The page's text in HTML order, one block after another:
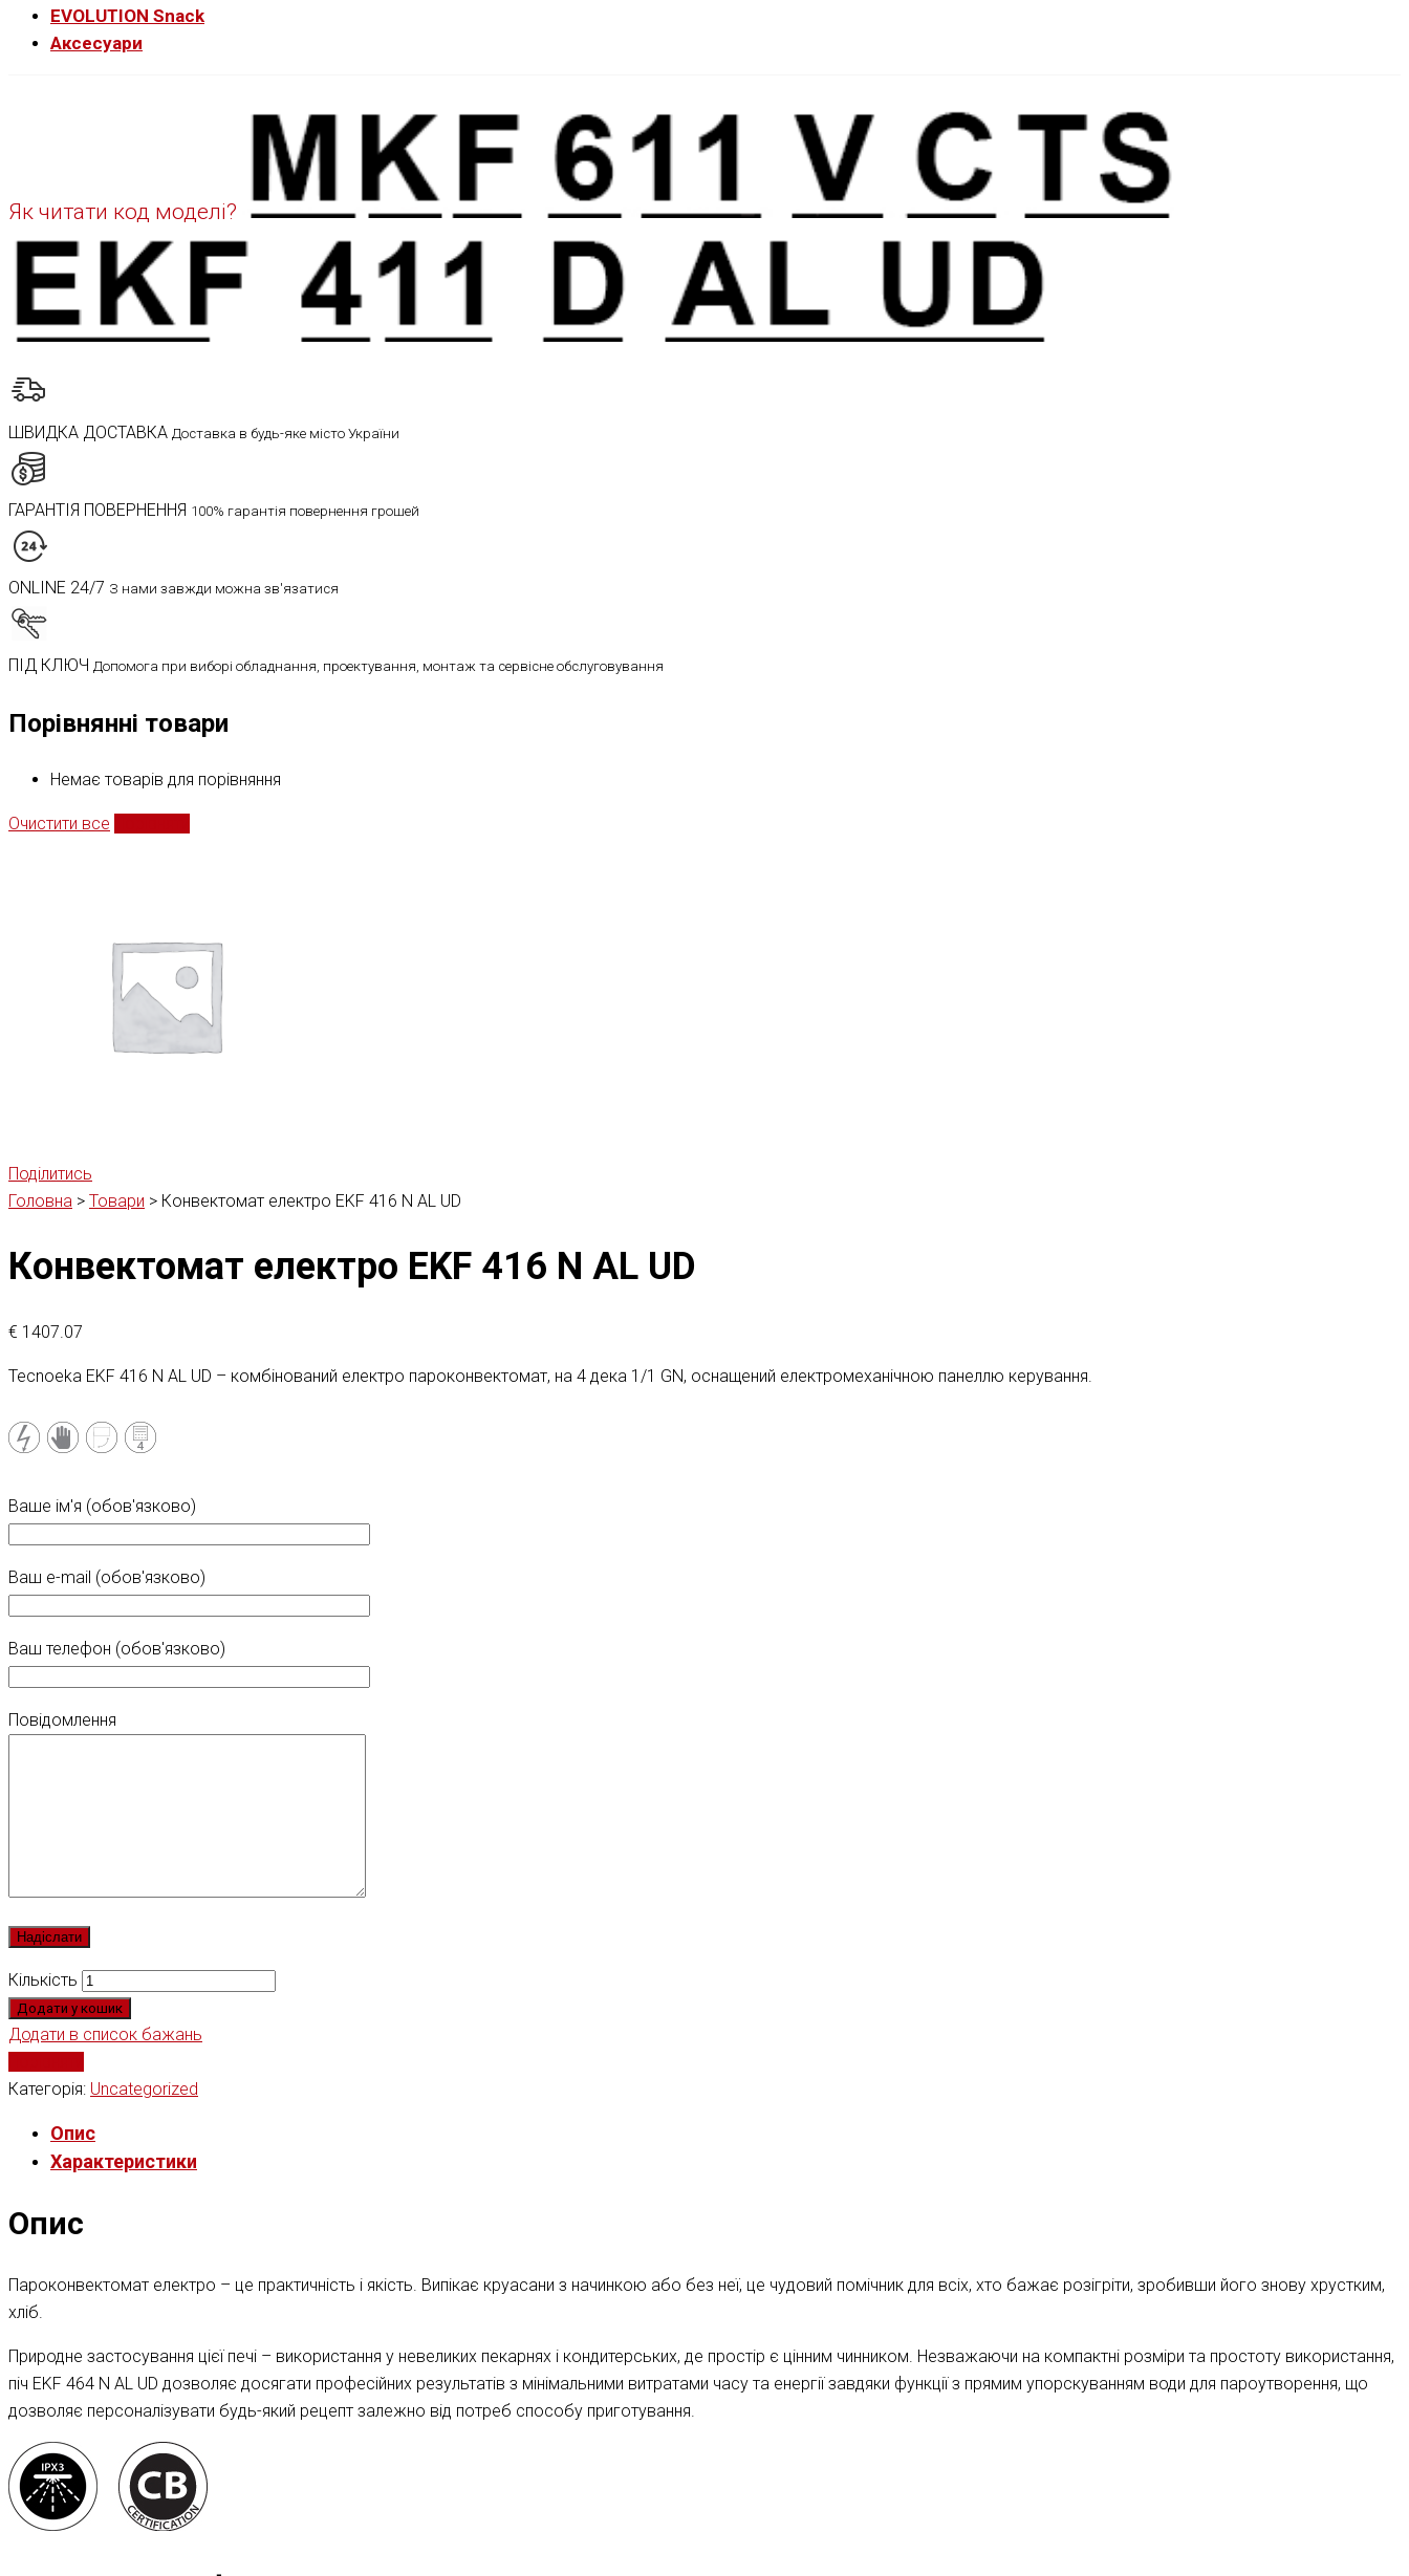
EVOLUTION Snack
Аксесуари
Як читати код моделі?
ШВИДКА ДОСТАВКА Доставка в будь-яке місто України
ГАРАНТІЯ ПОВЕРНЕННЯ 100% гарантія повернення грошей
ONLINE 24/7 З нами завжди можна зв'язатися
ПІД КЛЮЧ Допомога при виборі обладнання, проектування, монтаж та сервісне обслуговування
Порівнянні товари
Немає товарів для порівняння
Очистити все
Поділитись
Головна > Товари > Конвектомат електро EKF 416 N AL UD
Конвектомат електро EKF 416 N AL UD
€ 1407.07
Tecnoeka EKF 416 N AL UD – комбінований електро пароконвектомат, на 4 дека 1/1 GN, оснащений електромеханічною панеллю керування.
Ваше ім'я (обов'язково)
Ваш e-mail (обов'язково)
Ваш телефон (обов'язково)
Повідомлення
Кількість
Додати у кошик
Додати в список бажань
Категорія: Uncategorized
Опис
Характеристики
Опис
Пароконвектомат електро – це практичність і якість. Випікає круасани з начинкою або без неї, це чудовий помічник для всіх, хто бажає розігріти, зробивши його знову хрустким,
хліб.
Природне застосування цієї печі – використання у невеликих пекарнях і кондитерських, де простір є цінним чинником. Незважаючи на компактні розміри та простоту використання,
піч EKF 464 N AL UD дозволяє досягати професійних результатів з мінімальними витратами часу та енергії завдяки функції з прямим упорскуванням води для пароутворення, що
дозволяє персоналізувати будь-який рецепт залежно від потреб способу приготування.